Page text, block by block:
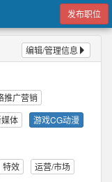
发布职位
编辑/管理信息
推广营销
体 游戏CG动漫
特效
运营/市场